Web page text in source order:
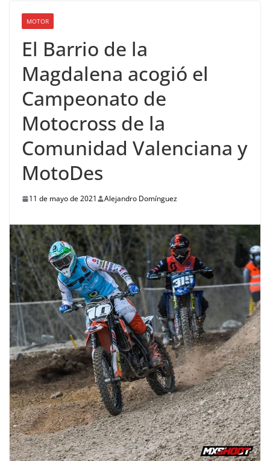
MOTOR
El Barrio de la
Magdalena acogió el
Campeonato de
Motocross de la
Comunidad Valenciana y
MotoDes
11 de mayo de 2021 Alejandro Domínguez